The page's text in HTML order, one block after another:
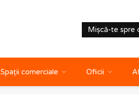
Mișcă-te spre
Spații comerciale Oficii